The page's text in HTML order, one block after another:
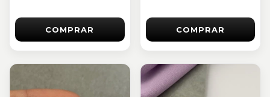
COMPRAR COMPRAR